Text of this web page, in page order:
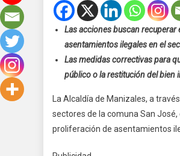
Las acciones buscan
asentamientos ilegales en el
Las medidas correctivas para
público o la restitución del bien
La Alcaldía de Manizales, a
sectores de la comuna San
proliferación de asentamientos